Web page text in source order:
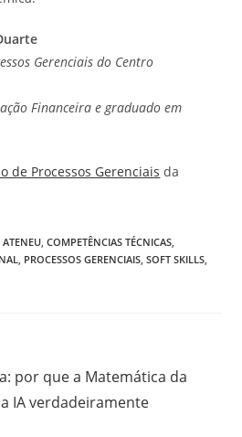
Gerenciais do Centro
Financeira e graduado em
de Processos Gerenciais da
COMPETÊNCIAS TÉCNICAS
PROCESSOS GERENCIAIS SOFT SKILLS
por que a Matemática da
IA verdadeiramente